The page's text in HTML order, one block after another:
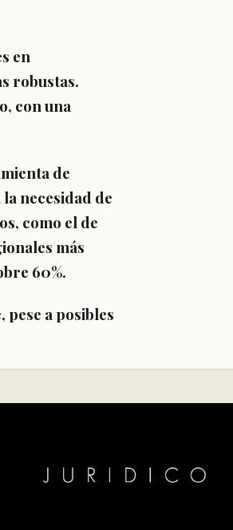
en
robustas.
con una
de
necesidad de
como el de
más
60%.
a posibles